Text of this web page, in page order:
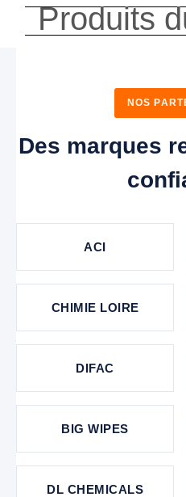
Produits
NOS
Des marques
ACI
CHIMIE LOIRE
DIFAC
BIG WIPES
DL CHEMICALS